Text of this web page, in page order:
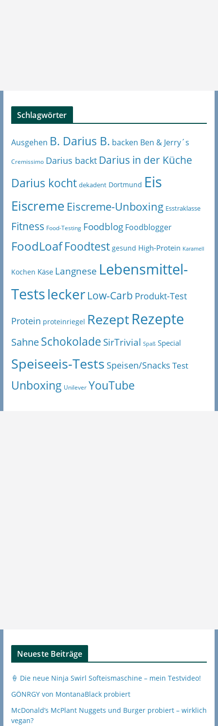
Schlagwörter
Ausgehen B. Darius B. backen Ben & Jerry´s
Cremissimo Darius backt Darius in der Küche
Darius kocht dekadent Dortmund Eis
Eiscreme Eiscreme-Unboxing Esstraklasse
Fitness Food-Testing Foodblog Foodblogger
FoodLoaf Foodtest gesund High-Protein Karamell
Kochen Käse Langnese Lebensmittel-
Testslecker Low-Carb Produkt-Test
Protein proteinriegel RezeptRezepte
SahneSchokolade SirTrivial Spaß Special
Speiseeis-Tests Speisen/Snacks Test
Unboxing Unilever YouTube
Neueste Beiträge
🍦 Die neue Ninja Swirl Softeismaschine – mein Testvideo!
GÖNRGY von MontanaBlack probiert
McDonald’s McPlant Nuggets und Burger probiert – wirklich
vegan?